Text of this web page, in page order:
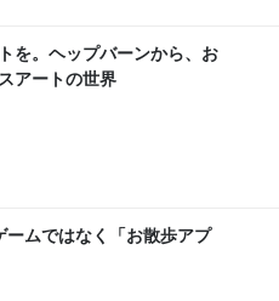
できる「VESAマ
ーアーム「エルゴ
チiMacの２つの
加工の様なビジュ
すが、仕事のプレ
を。ヘップバーンから、お
アートの世界
ムではなく「お散歩アプ